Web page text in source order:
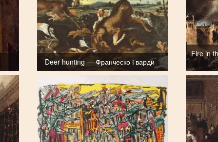
Deer hunting — Франческо Гварди
Fire in